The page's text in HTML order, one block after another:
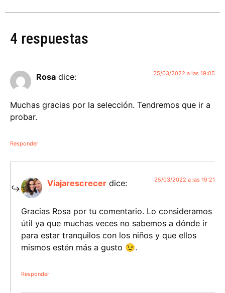
4 respuestas
Rosa dice: 25/03/2022 a las 19:05
Muchas gracias por la selección. Tendremos que ir a
probar.
Responder
Viajarescrecer dice: 25/03/2022 a las 19:21
Gracias Rosa por tu comentario. Lo consideramos
útil ya que muchas veces no sabemos a dónde ir
para estar tranquilos con los niños y que ellos
mismos estén más a gusto 😉.
Responder